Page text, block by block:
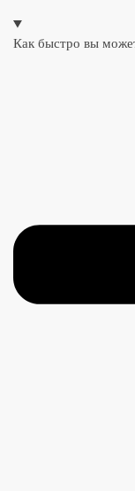
Как быстро вы